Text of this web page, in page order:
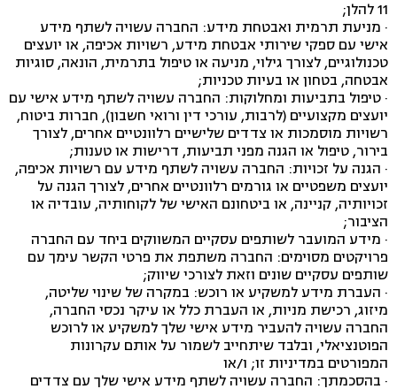
11 להלן;
· מניעת תרמית ואבטחת מידע: החברה עשויה לשתף מידע
אישי עם ספקי שירותי אבטחת מידע, רשויות אכיפה, או יועצים
טכנולוגיים, לצורך גילוי, מניעה או טיפול בתרמית, הונאה, סוגיות
אבטחה, בטחון או בעיות טכניות;
· טיפול בתביעות ומחלוקות: החברה עשויה לשתף מידע אישי עם
יועצים מקצועיים (לרבות, עורכי דין ורואי חשבון), חברות ביטוח,
רשויות מוסמכות או צדדים שלישיים רלוונטיים אחרים, לצורך
בירור, טיפול או הגנה מפני תביעות, דרישות או טענות;
· הגנה על זכויות: החברה עשויה לשתף מידע עם רשויות אכיפה,
יועצים משפטיים או גורמים רלוונטיים אחרים, לצורך הגנה על
זכויותיה, קניינה, או ביטחונם האישי של לקוחותיה, עובדיה או
הציבור;
· מידע המועבר לשותפים עסקיים המשווקים ביחד עם החברה
פרויקטים מסוימים: החברה משתפת את פרטי הקשר עימך עם
שותפים עסקיים שונים וזאת לצורכי שיווק;
· העברת מידע למשקיע או רוכש: במקרה של שינוי שליטה,
מיזוג, רכישת מניות, או העברת כלל או עיקר נכסי החברה,
החברה עשויה להעביר מידע אישי שלך למשקיע או לרוכש
הפוטנציאלי, ובלבד שיתחייב לשמור על אותם עקרונות
המפורטים במדיניות זו; ו/או
· בהסכמתך: החברה עשויה לשתף מידע אישי שלך עם צדדים